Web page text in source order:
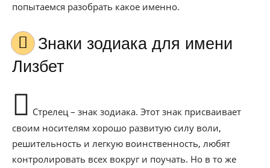
попытаемся разобрать какое именно.
Знаки зодиака для имени
Лизбет
Стрелец – знак зодиака. Этот знак присваивает
своим носителям хорошо развитую силу воли,
решительность и легкую воинственность, любят
контролировать всех вокруг и поучать. Но в то же